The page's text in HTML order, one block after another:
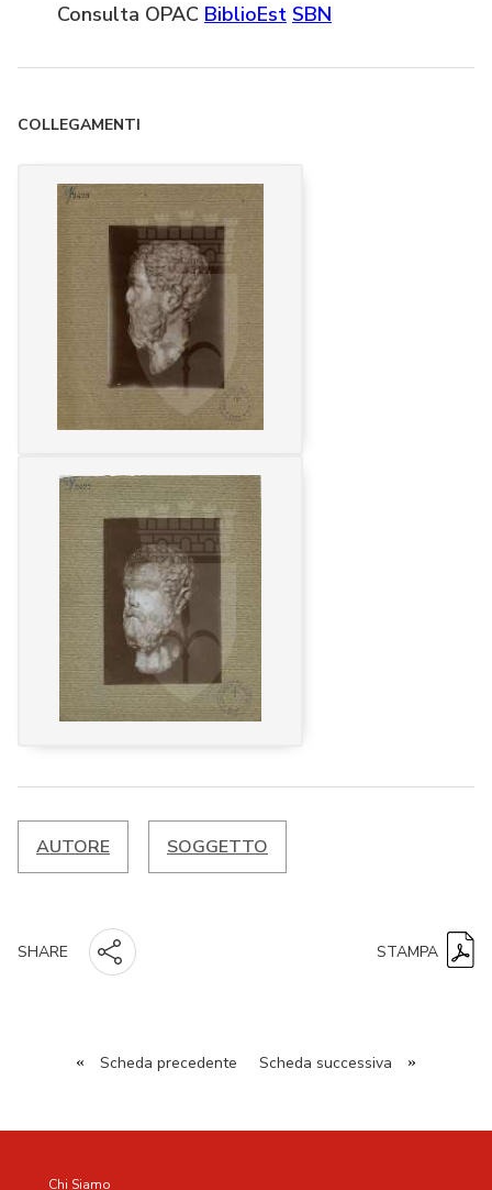
Consulta OPAC BiblioEst SBN
COLLEGAMENTI
AUTORE SOGGETTO
SHARE STAMPA
« Scheda precedente Scheda successiva »
Chi Siamo